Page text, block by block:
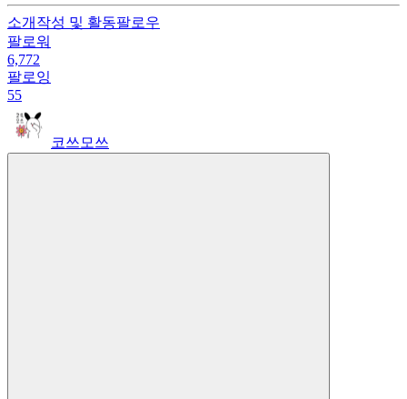
소개 작성 및 활동팔로우
팔로워
6,772
팔로잉
55
코쓰모쓰